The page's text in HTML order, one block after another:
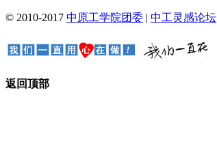
© 2010-2017 中原工学院团委 | 中工灵感论坛
返回顶部